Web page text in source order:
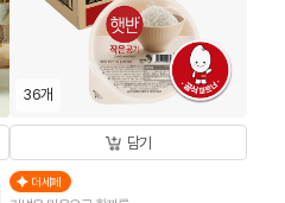
36개
담기
더세페